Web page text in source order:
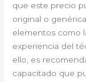
que este precio
original o
elementos como
experiencia del
ello, es
capacitado que